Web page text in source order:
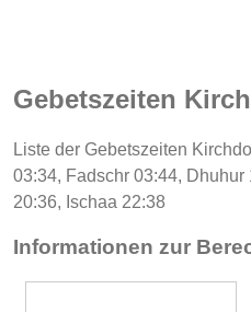
Gebetszeiten
Liste der Gebetszeiten
03:34, Fadschr 03:44,
20:36, Ischaa 22:38
Informationen zur